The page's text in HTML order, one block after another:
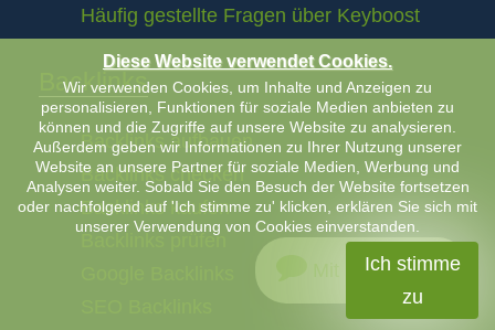
Häufig gestellte Fragen über Keyboost
Backlinks
Backlinks aufbauen
Backlinks checken
Backlinks kaufen
Backlinks prüfen
Mit uns chatten
Diese Website verwendet Cookies.
Wir verwenden Cookies, um Inhalte und Anzeigen zu
personalisieren, Funktionen für soziale Medien anbieten zu
können und die Zugriffe auf unsere Website zu analysieren.
Außerdem geben wir Informationen zu Ihrer Nutzung unserer
Website an unsere Partner für soziale Medien, Werbung und
Analysen weiter. Sobald Sie den Besuch der Website fortsetzen
oder nachfolgend auf 'Ich stimme zu' klicken, erklären Sie sich mit
unserer Verwendung von Cookies einverstanden.
Ich stimme
zu